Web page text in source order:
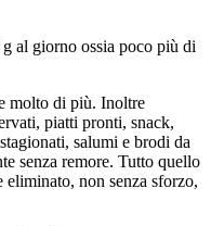
al giorno ossia poco più di
molto di più. Inoltre
piatti pronti, snack,
salumi e brodi da
senza remore. Tutto quello
eliminato, non senza sforzo,